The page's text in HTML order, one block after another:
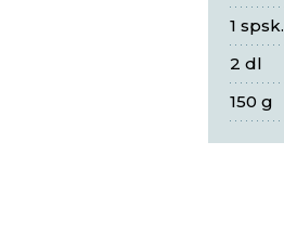
1 spsk.
2 dl
150 g